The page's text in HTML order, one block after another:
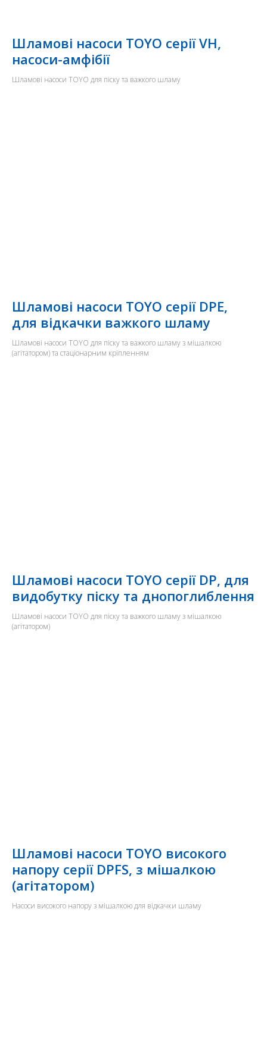
Шламові насоси TOYO серії VH,
насоси-амфібії
Шламові насоси TOYO для піску та важкого шламу
Шламові насоси TOYO серії DPE,
для відкачки важкого шламу
Шламові насоси TOYO для піску та важкого шламу з мішалкою
(агітатором) та стаціонарним кріпленням
Шламові насоси TOYO серії DP, для
видобутку піску та днопоглиблення
Шламові насоси TOYO для піску та важкого шламу з мішалкою
(агітатором)
Шламові насоси TOYO високого
напору серії DPFS, з мішалкою
(агітатором)
Насоси високого напору з мішалкою для відкачки шламу